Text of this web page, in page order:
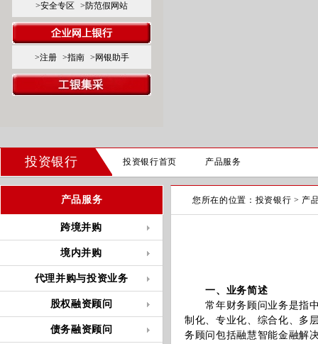
>安全专区
>防范假网站
>注册 >指南 >网银助手
投资银行 投资银行首页 产品服务
产品服务
跨境并购
境内并购
代理并购与投资业务
股权融资顾问
债务融资顾问
您所在的位置： 投资银行 > 产
一、业务简述
常年财务顾问业务是指中
制化、专业化、综合化、多
务顾问包括融慧智能金融解